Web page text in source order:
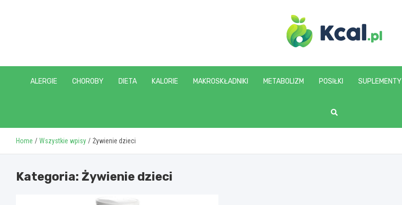
www.kcal.pl
ALERGIE CHOROBY DIETA KALORIE MAKROSKŁADNIKI METABOLIZM POSIŁKI SUPLEMENTY
Home Wszystkie wpisy Żywienie dzieci
Kategoria: Żywienie dzieci